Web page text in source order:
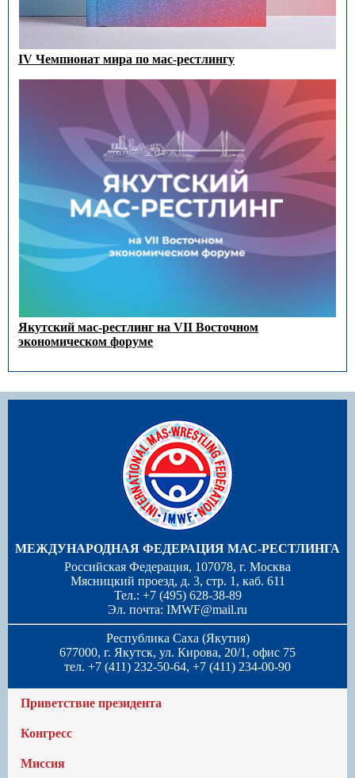
IV Чемпионат мира по мас-рестлингу
Якутский мас-рестлинг на VII Восточном
экономическом форуме
МЕЖДУНАРОДНАЯ ФЕДЕРАЦИЯ МАС-РЕСТЛИНГА
Российская Федерация, 107078, г. Москва
Мясницкий проезд, д. 3, стр. 1, каб. 611
Тел.: +7 (495) 628-38-89
Эл. почта: IMWF@mail.ru
Республика Саха (Якутия)
677000, г. Якутск, ул. Кирова, 20/1, офис 75
тел. +7 (411) 232-50-64, +7 (411) 234-00-90
Приветствие президента
Конгресс
Миссия